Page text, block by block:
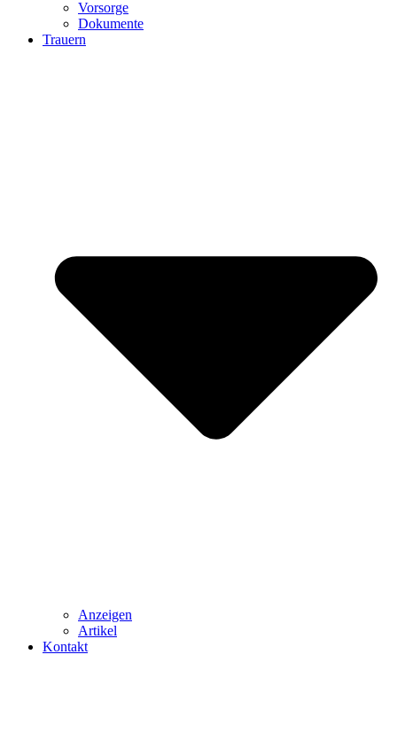
Vorsorge
Dokumente
Trauern
Anzeigen
Artikel
Kontakt